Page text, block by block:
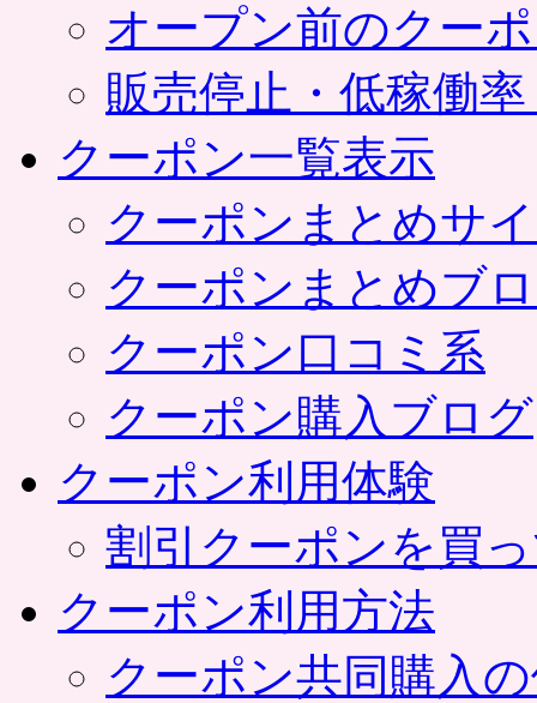
オープン前のクー
販売停止・低稼働
クーポン一覧表示
クーポンまとめサ
クーポンまとめブ
クーポン口コミ系
クーポン購入ブログ
クーポン利用体験
割引クーポンを買
クーポン利用方法
クーポン共同購入